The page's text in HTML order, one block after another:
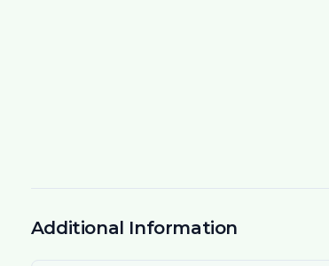
Additional Information